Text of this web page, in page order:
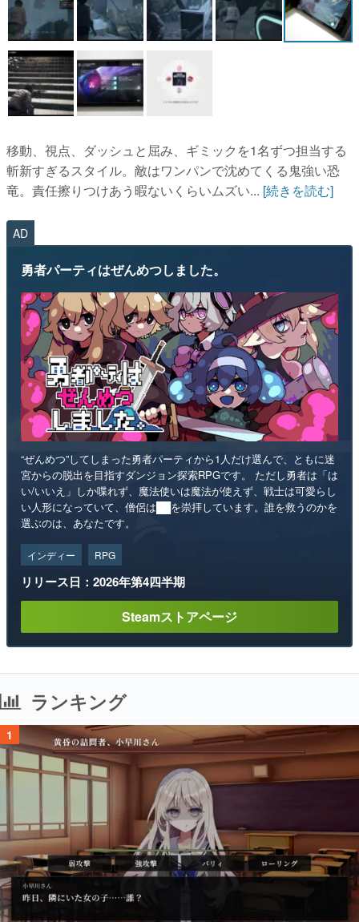
移動、視点、ダッシュと屈み、ギミックを1名ずつ担当する
斬新すぎるスタイル。敵はワンパンで沈めてくる鬼強い恐
竜。責任擦りつけあう暇ないくらいムズい... [続きを読む]
AD
勇者パーティはぜんめつしました。
“ぜんめつ”してしまった勇者パーティから1人だけ選んで、ともに迷
宮からの脱出を目指すダンジョン探索RPGです。 ただし勇者は「は
い/いいえ」しか喋れず、魔法使いは魔法が使えず、戦士は可愛らし
い人形になっていて、僧侶は██を崇拝しています。誰を救うのかを
選ぶのは、あなたです。
インディー RPG
リリース日：2026年第4四半期
Steamストアページ
ランキング
1